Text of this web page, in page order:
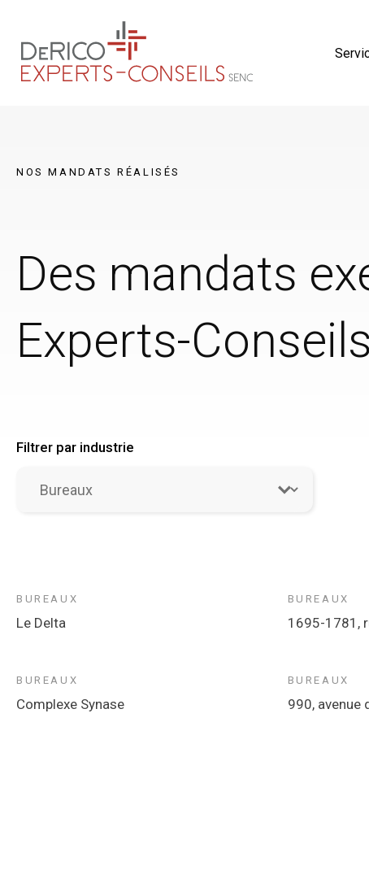
NOS MANDATS RÉALISÉS
Des mandats
Experts-Conseils
Filtrer par industrie
BUREAUX
Le Delta
BUREAUX
1695-1781,
BUREAUX
Complexe Synase
BUREAUX
990, avenue